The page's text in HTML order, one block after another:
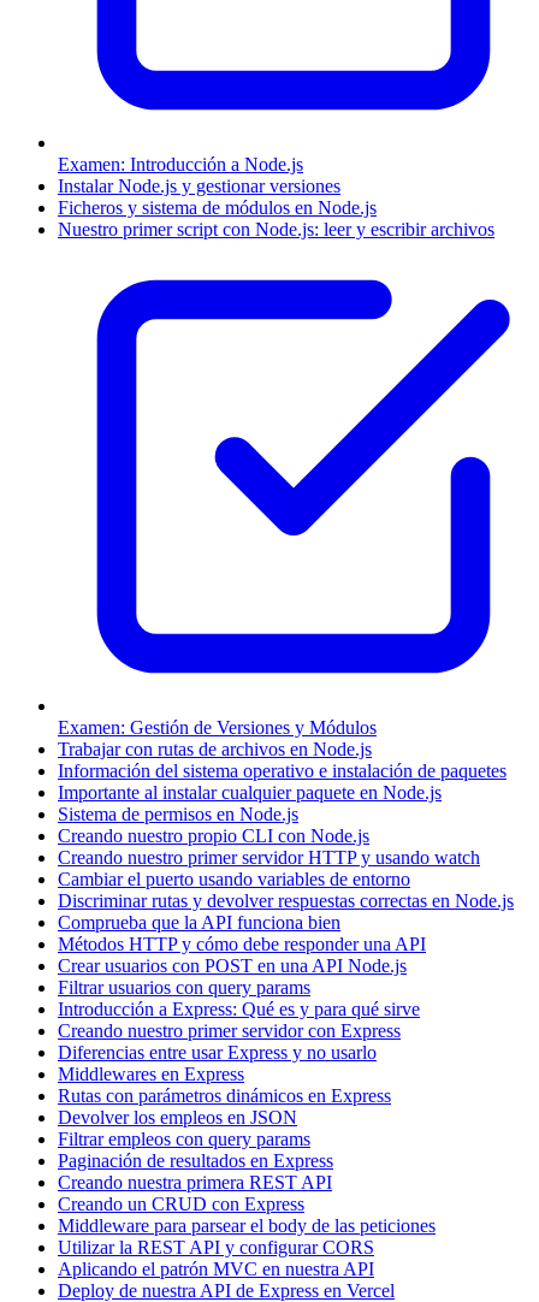
Examen: Introducción a Node.js
Instalar Node.js y gestionar versiones
Ficheros y sistema de módulos en Node.js
Nuestro primer script con Node.js: leer y escribir archivos
Examen: Gestión de Versiones y Módulos
Trabajar con rutas de archivos en Node.js
Información del sistema operativo e instalación de paquetes
Importante al instalar cualquier paquete en Node.js
Sistema de permisos en Node.js
Creando nuestro propio CLI con Node.js
Creando nuestro primer servidor HTTP y usando watch
Cambiar el puerto usando variables de entorno
Discriminar rutas y devolver respuestas correctas en Node.js
Comprueba que la API funciona bien
Métodos HTTP y cómo debe responder una API
Crear usuarios con POST en una API Node.js
Filtrar usuarios con query params
Introducción a Express: Qué es y para qué sirve
Creando nuestro primer servidor con Express
Diferencias entre usar Express y no usarlo
Middlewares en Express
Rutas con parámetros dinámicos en Express
Devolver los empleos en JSON
Filtrar empleos con query params
Paginación de resultados en Express
Creando nuestra primera REST API
Creando un CRUD con Express
Middleware para parsear el body de las peticiones
Utilizar la REST API y configurar CORS
Aplicando el patrón MVC en nuestra API
Deploy de nuestra API de Express en Vercel